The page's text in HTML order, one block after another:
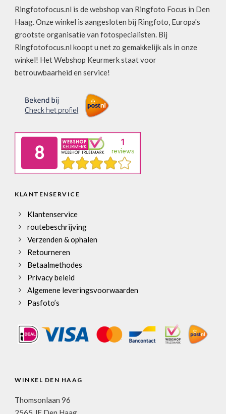
Ringfotofocus.nl is de webshop van Ringfoto Focus in Den
Haag. Onze winkel is aangesloten bij Ringfoto, Europa's
grootste organisatie van fotospecialisten. Bij
Ringfotofocus.nl koopt u net zo gemakkelijk als in onze
winkel! Het Webshop Keurmerk staat voor
betrouwbaarheid en service!
KLANTENSERVICE
Klantenservice
routebeschrijving
Verzenden & ophalen
Retourneren
Betaalmethodes
Privacy beleid
Algemene leveringsvoorwaarden
Pasfoto’s
WINKEL DEN HAAG
Thomsonlaan 96